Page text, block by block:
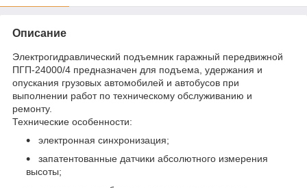
Описание
Электрогидравлический подъемник гаражный передвижной
ПГП-24000/4 предназначен для подъема, удержания и
опускания грузовых автомобилей и автобусов при
выполнении работ по техническому обслуживанию и
ремонту.
Технические особенности:
электронная синхронизация;
запатентованные датчики абсолютного измерения
высоты;